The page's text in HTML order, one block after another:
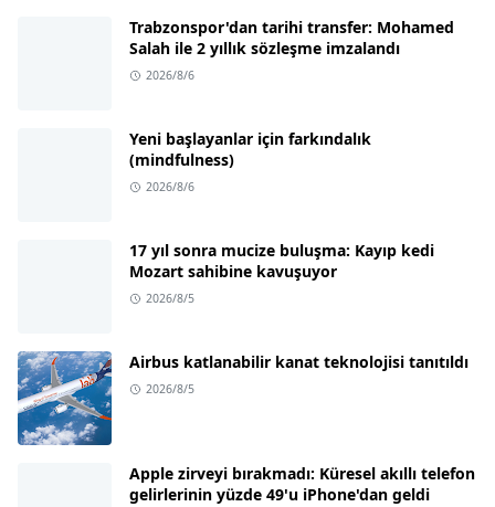
Trabzonspor'dan tarihi transfer: Mohamed
Salah ile 2 yıllık sözleşme imzalandı
2026/8/6
Yeni başlayanlar için farkındalık
(mindfulness)
2026/8/6
17 yıl sonra mucize buluşma: Kayıp kedi
Mozart sahibine kavuşuyor
2026/8/5
Airbus katlanabilir kanat teknolojisi tanıtıldı
2026/8/5
Apple zirveyi bırakmadı: Küresel akıllı telefon
gelirlerinin yüzde 49'u iPhone'dan geldi